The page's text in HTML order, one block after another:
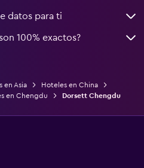
datos para ti
100% exactos?
en Asia
Hoteles en China
en Chengdu Dorsett Chengdu